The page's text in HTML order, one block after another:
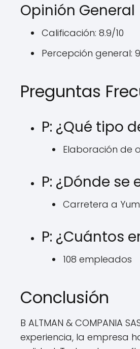
Opinión General
Calificación: 8.9/10
Percepción general:
Preguntas
P: ¿Qué tipo
Elaboración de
P: ¿Dónde
Carretera a
P: ¿Cuántos
108 empleados
Conclusión
B ALTMAN &
experiencia, la empresa